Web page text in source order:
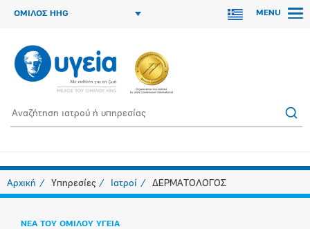
ΟΜΙΛΟΣ HHG MENU
Αρχική Υπηρεσίες Ιατροί ΔΕΡΜΑΤΟΛΟΓΟΣ
ΝΕΑ ΤΟΥ ΟΜΙΛΟΥ ΥΓΕΙΑ